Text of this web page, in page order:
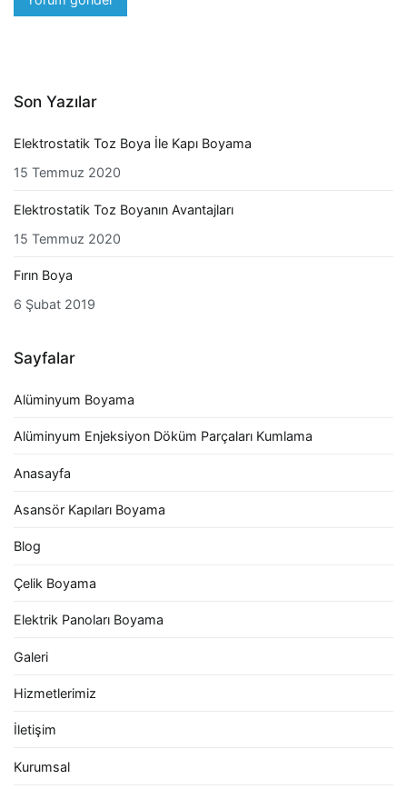
Son Yazılar
Elektrostatik Toz Boya İle Kapı Boyama
15 Temmuz 2020
Elektrostatik Toz Boyanın Avantajları
15 Temmuz 2020
Fırın Boya
6 Şubat 2019
Sayfalar
Alüminyum Boyama
Alüminyum Enjeksiyon Döküm Parçaları Kumlama
Anasayfa
Asansör Kapıları Boyama
Blog
Çelik Boyama
Elektrik Panoları Boyama
Galeri
Hizmetlerimiz
İletişim
Kurumsal